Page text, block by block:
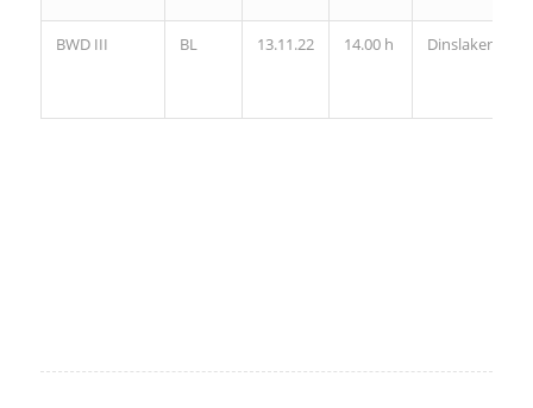
BWD III BL 13.11.22 14.00 h Dinslaken